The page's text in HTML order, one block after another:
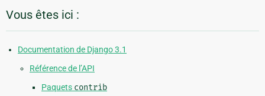
Vous êtes ici :
Documentation de Django 3.1
Référence de l’API
Paquets contrib